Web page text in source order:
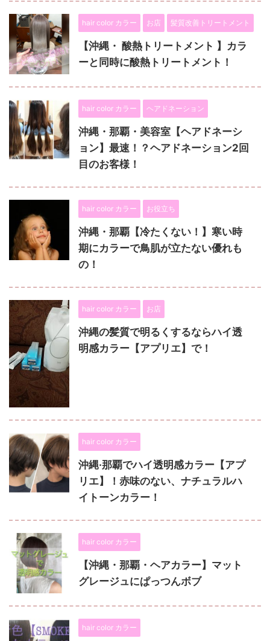
hair color カラー お店 髪質改善トリートメント
【沖縄・ 酸熱トリートメント 】カラ
ーと同時に酸熱トリートメント！
hair color カラー ヘアドネーション
沖縄・那覇・美容室【ヘアドネーシ
ョン】最速！？ヘアドネーション2回
目のお客様！
hair color カラー お役立ち
沖縄・那覇【冷たくない！】寒い時
期にカラーで鳥肌が立たない優れも
の！
hair color カラー お店
沖縄の髪質で明るくするならハイ透
明感カラー【アプリエ】で！
hair color カラー
沖縄·那覇でハイ透明感カラー【アプ
リエ】！赤味のない、ナチュラルハ
イトーンカラー！
hair color カラー
【沖縄・那覇・ヘアカラー】マット
グレージュにぱっつんボブ
hair color カラー